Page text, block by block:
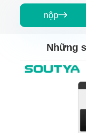
nộp
Những